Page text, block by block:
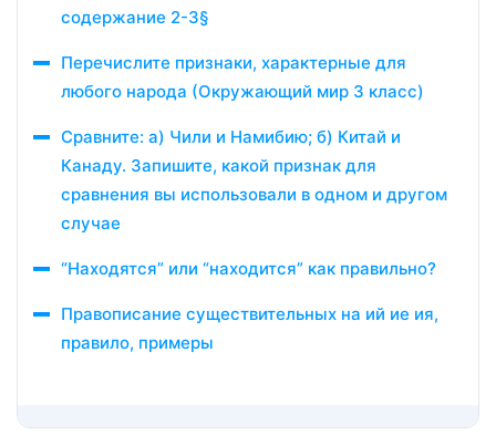
содержание 2-3§
Перечислите признаки, характерные для
любого народа (Окружающий мир 3 класс)
Сравните: а) Чили и Намибию; б) Китай и
Канаду. Запишите, какой признак для
сравнения вы использовали в одном и другом
случае
“Находятся” или “находится” как правильно?
Правописание существительных на ий ие ия,
правило, примеры